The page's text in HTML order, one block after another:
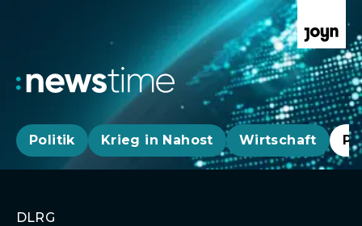
Politik Krieg in Nahost Wirtschaft
DLRG